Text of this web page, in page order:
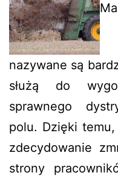
nazywane są
służą do
sprawnego
polu. Dzięki
zdecydowanie
strony